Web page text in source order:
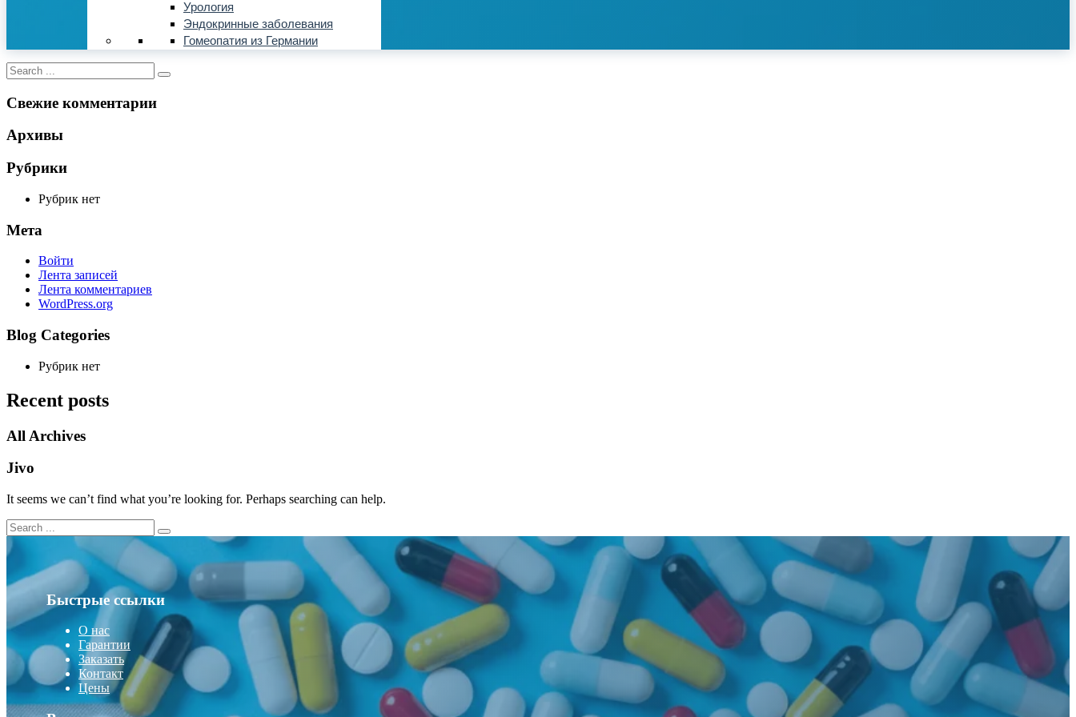
Урология
Эндокринные заболевания
Гомеопатия из Германии
Свежие комментарии
Архивы
Рубрики
Рубрик нет
Мета
Войти
Лента записей
Лента комментариев
WordPress.org
Blog Categories
Рубрик нет
Recent posts
All Archives
Jivo
It seems we can’t find what you’re looking for. Perhaps searching can help.
Быстрые ссылки
О нас
Гарантии
Заказать
Контакт
Цены